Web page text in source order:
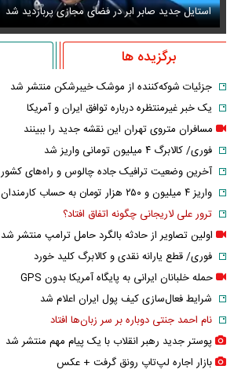
استایل جدید صابر ابر در فضای مجازی پربازدید شد
برگزیده ها
جزئیات شوکه‌کننده از موشک خیبرشکن منتشر شد
یک خبر غیرمنتظره درباره توافق ایران و آمریکا
مسافران متروی تهران این نقشه جدید را ببینند
فوری/ کالابرگ ۴ میلیون تومانی واریز شد
آخرین وضعیت ترافیک جاده چالوس و راه‌های کشور
واریز ۴ میلیون و ۲۵۰ هزار تومان به حساب کارمندان
ترور علی لاریجانی چگونه اتفاق افتاد؟
اولین تصاویر از حادثه بالگرد حامل ترامپ منتشر شد
فوری/ قطع یارانه نقدی و کالابرگ کلید خورد
حمله خلبانان ایرانی به پایگاه آمریکا بدون GPS
شرایط فعال‌سازی کیف پول ایران اعلام شد
نام احمد جنتی دوباره بر سر زبان‌ها افتاد
پوستر جدید رهبر انقلاب با یک پیام مهم منتشر شد
بازار اجاره لپ‌تاپ رونق گرفت + عکس